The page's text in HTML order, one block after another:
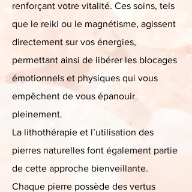
renforçant votre vitalité. Ces soins, tels
que le reiki ou le magnétisme, agissent
directement sur vos énergies,
permettant ainsi de libérer les blocages
émotionnels et physiques qui vous
empêchent de vous épanouir
pleinement.
La lithothérapie et l’utilisation des
pierres naturelles font également partie
de cette approche bienveillante.
Chaque pierre possède des vertus